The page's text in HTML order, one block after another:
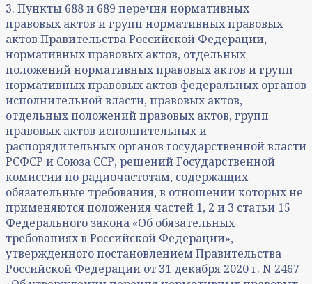
3. Пункты 688 и 689 перечня нормативных
правовых актов и групп нормативных правовых
актов Правительства Российской Федерации,
нормативных правовых актов, отдельных
положений нормативных правовых актов и групп
нормативных правовых актов федеральных органов
исполнительной власти, правовых актов,
отдельных положений правовых актов, групп
правовых актов исполнительных и
распорядительных органов государственной власти
РСФСР и Союза ССР, решений Государственной
комиссии по радиочастотам, содержащих
обязательные требования, в отношении которых не
применяются положения частей 1, 2 и 3 статьи 15
Федерального закона «Об обязательных
требованиях в Российской Федерации»,
утвержденного постановлением Правительства
Российской Федерации от 31 декабря 2020 г. N 2467